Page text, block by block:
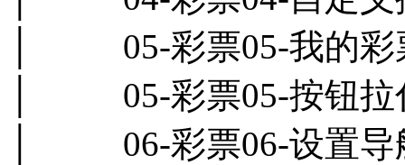
│ 05-彩票05-我的彩
│ 05-彩票05-按钮拉
│ 06-彩票06-设置导